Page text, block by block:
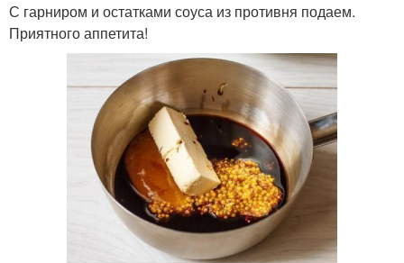
С гарниром и остатками соуса из противня подаем.
Приятного аппетита!